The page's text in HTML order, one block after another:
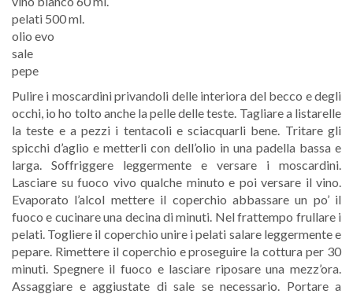
pelati 500 ml.
olio evo
sale
pepe
Pulire i moscardini privandoli delle interiora del becco e degli
occhi, io ho tolto anche la pelle delle teste. Tagliare a listarelle
la teste e a pezzi i tentacoli e sciacquarli bene. Tritare gli
spicchi d’aglio e metterli con dell’olio in una padella bassa e
larga. Soffriggere leggermente e versare i moscardini.
Lasciare su fuoco vivo qualche minuto e poi versare il vino.
Evaporato l’alcol mettere il coperchio abbassare un po’ il
fuoco e cucinare una decina di minuti. Nel frattempo frullare i
pelati. Togliere il coperchio unire i pelati salare leggermente e
pepare. Rimettere il coperchio e proseguire la cottura per 30
minuti. Spegnere il fuoco e lasciare riposare una mezz’ora.
Assaggiare e aggiustate di sale se necessario. Portare a